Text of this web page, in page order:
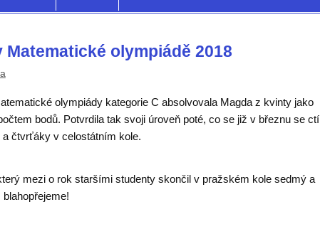
olympiádě 2018
olympiády kategorie C absolvovala Magda z kvinty jako
bodů. Potvrdila tak svoji úroveň poté, co se již v březnu se ctí
čtvrťáky v celostátním kole.
mezi o rok staršími studenty skončil v pražském kole sedmý a